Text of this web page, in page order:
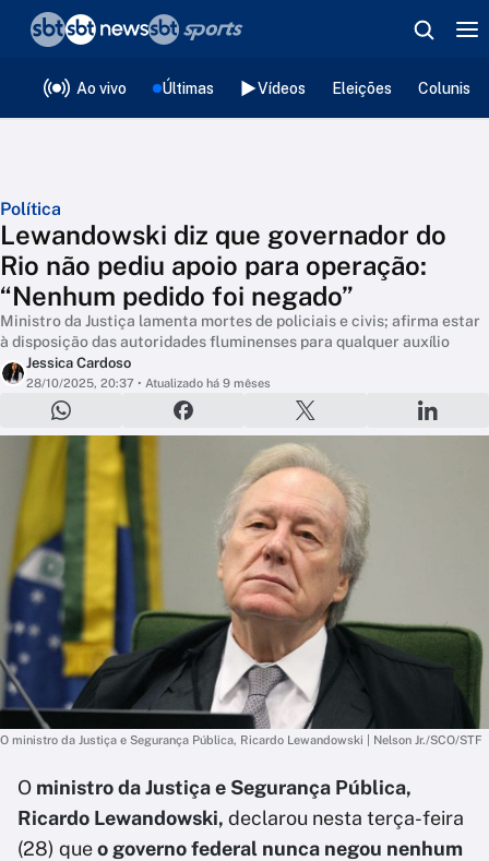
Ao vivo Últimas Vídeos Eleições
Política
Lewandowski diz que governador do
Rio não pediu apoio para operação:
“Nenhum pedido foi negado”
Ministro da Justiça lamenta mortes de policiais e civis; afirma estar
à disposição das autoridades fluminenses para qualquer auxílio
Jessica Cardoso
28/10/2025, 20:37 • Atualizado há 9 mêses
O ministro da Justiça e Segurança Pública, Ricardo Lewandowski | Nelson Jr./SCO/STF
O ministro da Justiça e Segurança Pública,
Ricardo Lewandowski, declarou nesta terça-feira
(28) queo governo federal nunca negou nenhum
❮voltar
Editorias